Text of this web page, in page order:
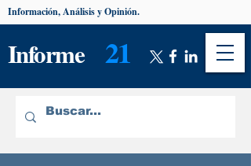
Informe 21
Información, Análisis y Opinión.